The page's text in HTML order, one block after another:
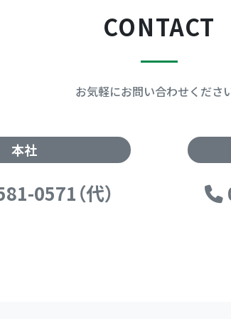
CONTACT
お気軽にお問い合わせください
本社
0571（代）